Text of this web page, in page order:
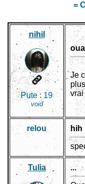
=
nihil
Pute :19
void
Je
vrai
relou hih
Tulia ...